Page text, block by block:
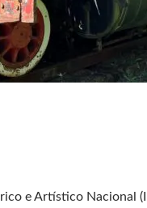
e Artístico Nacional